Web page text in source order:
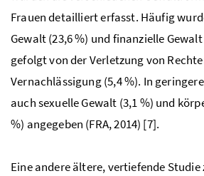
Frauen detailliert erfasst. Häufig
Gewalt (23,6 %) und finanzielle
gefolgt von der Verletzung von
Vernachlässigung (5,4 %). In
auch sexuelle Gewalt (3,1 %) und
%) angegeben (FRA, 2014) [7].
Eine andere ältere, vertiefende Studie